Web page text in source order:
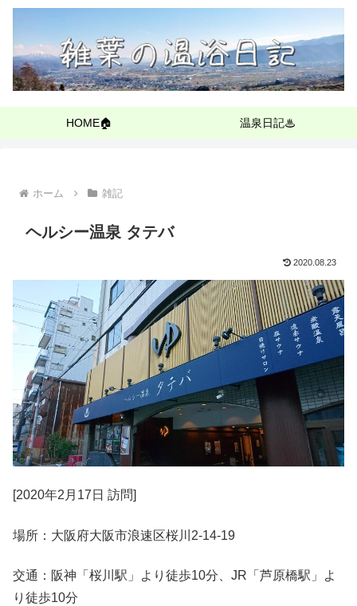
HOME🏠 温泉日記♨
ホーム 雑記
ヘルシー温泉 タテバ
2020.08.23
[2020年2月17日 訪問]
場所：大阪府大阪市浪速区桜川2-14-19
交通：阪神「桜川駅」より徒歩10分、JR「芦原橋駅」よ
り徒歩10分